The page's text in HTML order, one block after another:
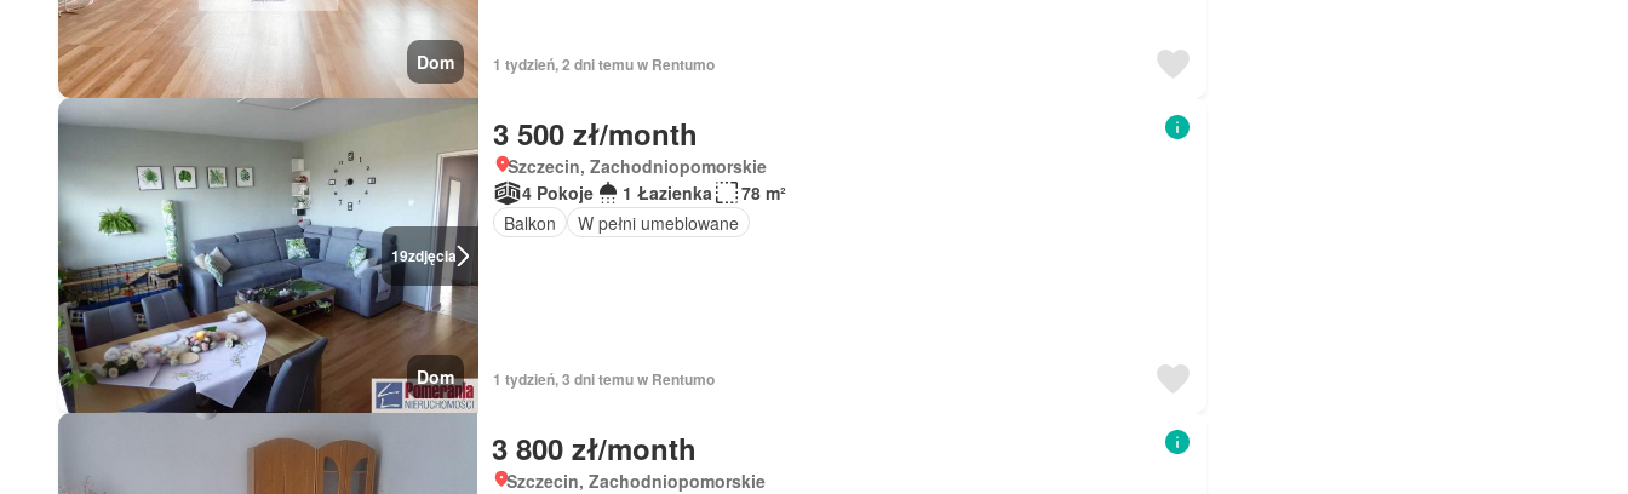
Dom 1 tydzień, 2 dni temu w Rentumo
19zdjęcia
Dom
3 500 zł/month
Szczecin, Zachodniopomorskie
4 Pokoje
1 Łazienka
78 m²
Balkon
W pełni umeblowane
1 tydzień, 3 dni temu w Rentumo
3 800 zł/month
Szczecin, Zachodniopomorskie